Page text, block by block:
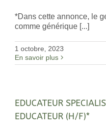
*Dans cette annonce, le
comme générique [...]
1 octobre, 2023
En savoir plus
EDUCATEUR
EDUCATEUR (H/F)*